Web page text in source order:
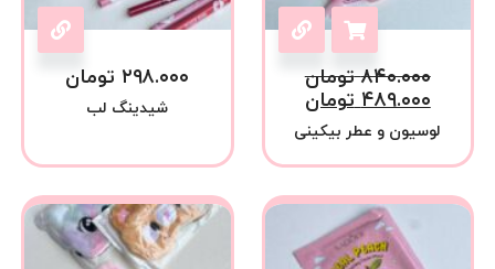
۸۴۰.۰۰۰ تومان
۴۸۹.۰۰۰ تومان
لوسیون و عطر بیکینی
۲۹۸.۰۰۰ تومان
شیدینگ لب